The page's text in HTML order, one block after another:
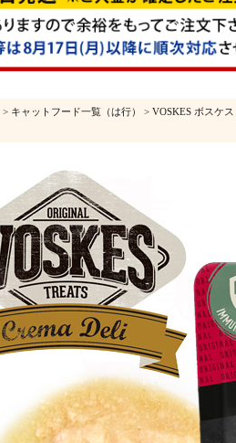
> キャットフード一覧（は行） > VOSKES ボスケス